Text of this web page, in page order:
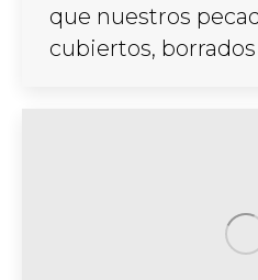
que nuestros
cubiertos,